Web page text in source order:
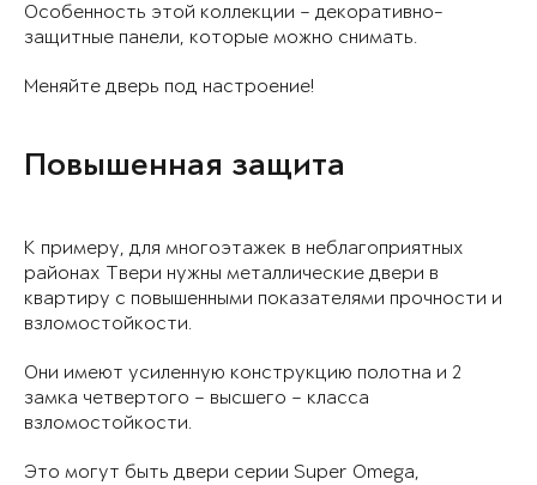
Особенность этой коллекции – декоративно-
защитные панели, которые можно снимать.
Меняйте дверь под настроение!
Повышенная защита
К примеру, для многоэтажек в неблагоприятных
районах Твери нужны металлические двери в
квартиру с повышенными показателями прочности и
взломостойкости.
Они имеют усиленную конструкцию полотна и 2
замка четвертого – высшего – класса
взломостойкости.
Это могут быть двери серии Super Omega,